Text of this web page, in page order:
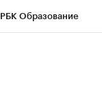
РБК Образование